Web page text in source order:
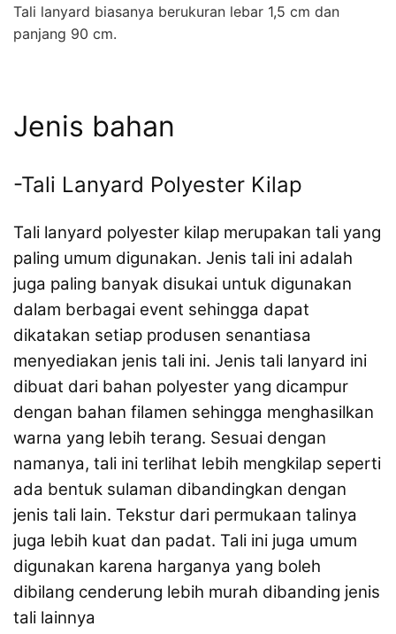
Tali lanyard biasanya berukuran lebar 1,5 cm dan
panjang 90 cm.
Jenis bahan
-Tali Lanyard Polyester Kilap
Tali lanyard polyester kilap merupakan tali yang
paling umum digunakan. Jenis tali ini adalah
juga paling banyak disukai untuk digunakan
dalam berbagai event sehingga dapat
dikatakan setiap produsen senantiasa
menyediakan jenis tali ini. Jenis tali lanyard ini
dibuat dari bahan polyester yang dicampur
dengan bahan filamen sehingga menghasilkan
warna yang lebih terang. Sesuai dengan
namanya, tali ini terlihat lebih mengkilap seperti
ada bentuk sulaman dibandingkan dengan
jenis tali lain. Tekstur dari permukaan talinya
juga lebih kuat dan padat. Tali ini juga umum
digunakan karena harganya yang boleh
dibilang cenderung lebih murah dibanding jenis
tali lainnya